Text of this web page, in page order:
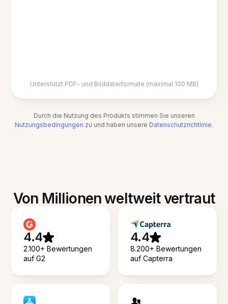
Unterstützt PDF- und Bilddateiformate (maximal 100 MB)
Durch die Nutzung des Produkts stimmen Sie unseren
Nutzungsbedingungen zu und haben unsere Datenschutzrichtlinie.
Von Millionen weltweit vertraut
4.4
2.100+ Bewertungen
auf G2
4.4
8.200+ Bewertungen
auf Capterra